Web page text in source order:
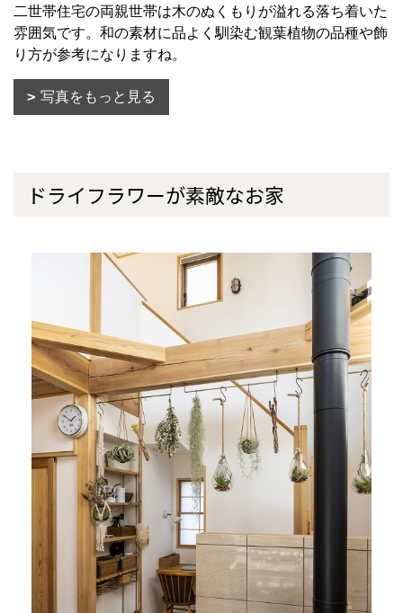
二世帯住宅の両親世帯は木のぬくもりが溢れる落ち着いた
雰囲気です。和の素材に品よく馴染む観葉植物の品種や飾
り方が参考になりますね。
写真をもっと見る
ドライフラワーが素敵なお家